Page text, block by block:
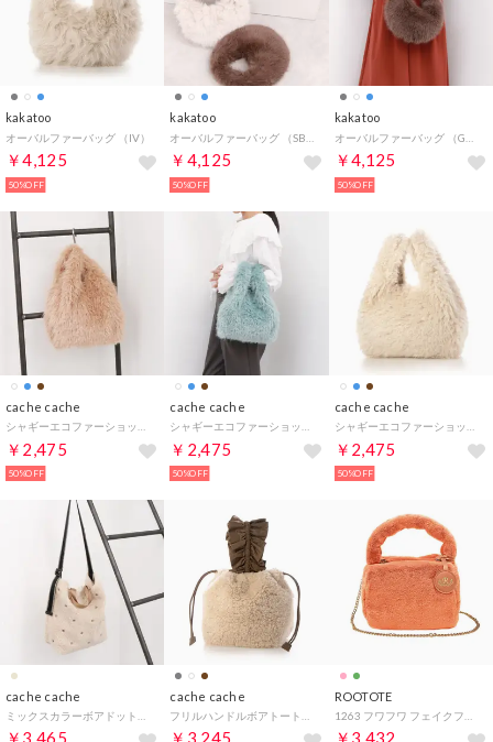
kakatoo
オーバルファーバッグ （IV）
￥4,125
50%OFF
kakatoo
￥4,125
50%OFF
kakatoo
￥4,125
50%OFF
cache cache
￥2,475
50%OFF
cache cache
￥2,475
50%OFF
cache cache
￥2,475
50%OFF
cache cache
￥3,465
cache cache
￥3,245
ROOTOTE
￥3,432